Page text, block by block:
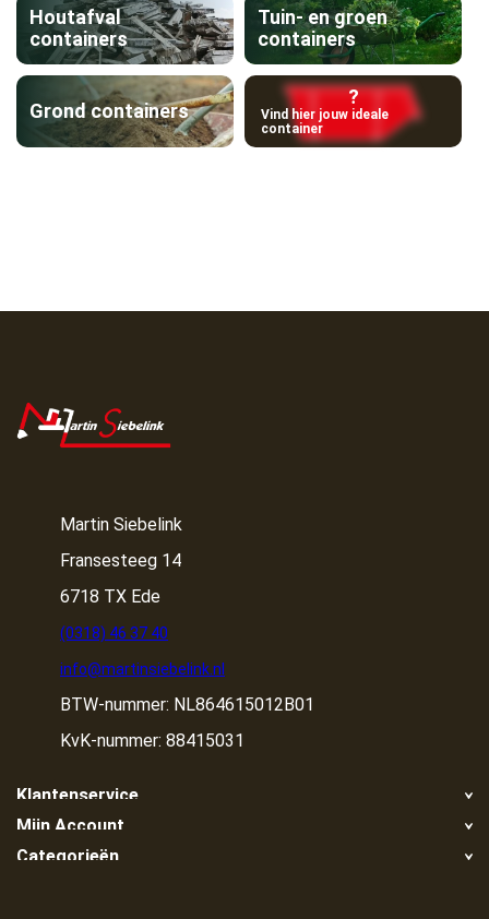
Houtafval
containers
Tuin- en groen
containers
Grond containers
?
Vind hier jouw ideale
container
Martin Siebelink
Fransesteeg 14
6718 TX Ede
(0318) 46 37 40
info@martinsiebelink.nl
BTW-nummer: NL864615012B01
KvK-nummer: 88415031
Klantenservice
Retour
Mijn Account
Registreren
Categorieën